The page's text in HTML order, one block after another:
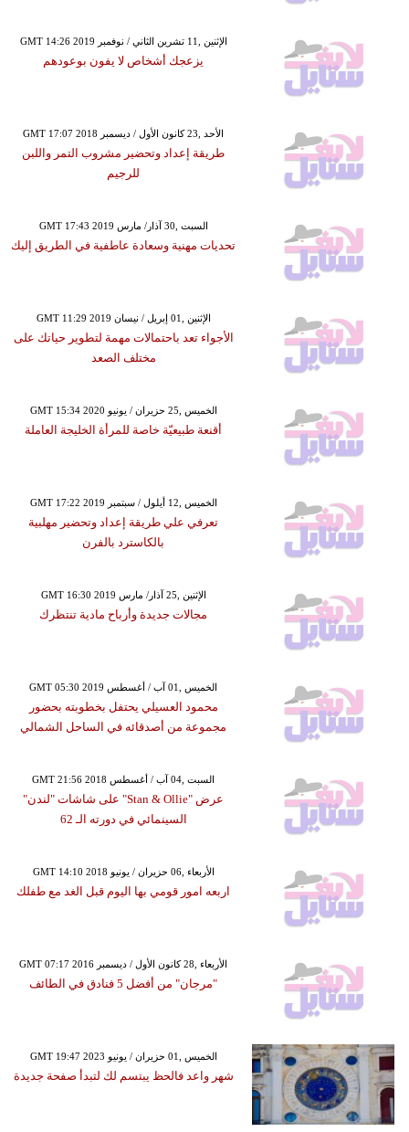
GMT 14:26 2019 الإثنين ,11 تشرين الثاني / نوفمبر
يزعجك أشخاص لا يفون بوعودهم
GMT 17:07 2018 الأحد ,23 كانون الأول / ديسمبر
طريقة إعداد وتحضير مشروب التمر واللبن
للرجيم
GMT 17:43 2019 السبت ,30 آذار/ مارس
تحديات مهنية وسعادة عاطفية في الطريق إليك
GMT 11:29 2019 الإثنين ,01 إبريل / نيسان
الأجواء تعد باحتمالات مهمة لتطوير حياتك على
مختلف الصعد
GMT 15:34 2020 الخميس ,25 حزيران / يونيو
أقنعة طبيعيّة خاصة للمرأة الخليجة العاملة
GMT 17:22 2019 الخميس ,12 أيلول / سبتمبر
تعرفي علي طريقة إعداد وتحضير مهلبية
بالكاسترد بالفرن
GMT 16:30 2019 الإثنين ,25 آذار/ مارس
مجالات جديدة وأرباح مادية تنتظرك
GMT 05:30 2019 الخميس ,01 آب / أغسطس
محمود العسيلي يحتفل بخطوبته بحضور
مجموعة من أصدقائه في الساحل الشمالي
GMT 21:56 2018 السبت ,04 آب / أغسطس
عرض "Stan & Ollie" على شاشات "لندن"
السينمائي في دورته الـ 62
GMT 14:10 2018 الأربعاء ,06 حزيران / يونيو
اربعه امور قومي بها اليوم قبل الغد مع طفلك
GMT 07:17 2016 الأربعاء ,28 كانون الأول / ديسمبر
"مرجان" من أفضل 5 فنادق في الطائف
GMT 19:47 2023 الخميس ,01 حزيران / يونيو
شهر واعد فالحظ يبتسم لك لتبدأ صفحة جديدة